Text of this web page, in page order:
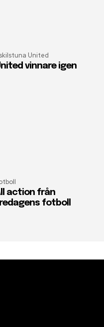
United
vinnare igen
action från
fotboll